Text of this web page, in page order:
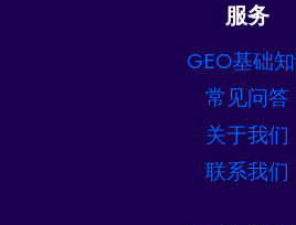
服务
GEO基础
常见问答
关于我们
联系我们